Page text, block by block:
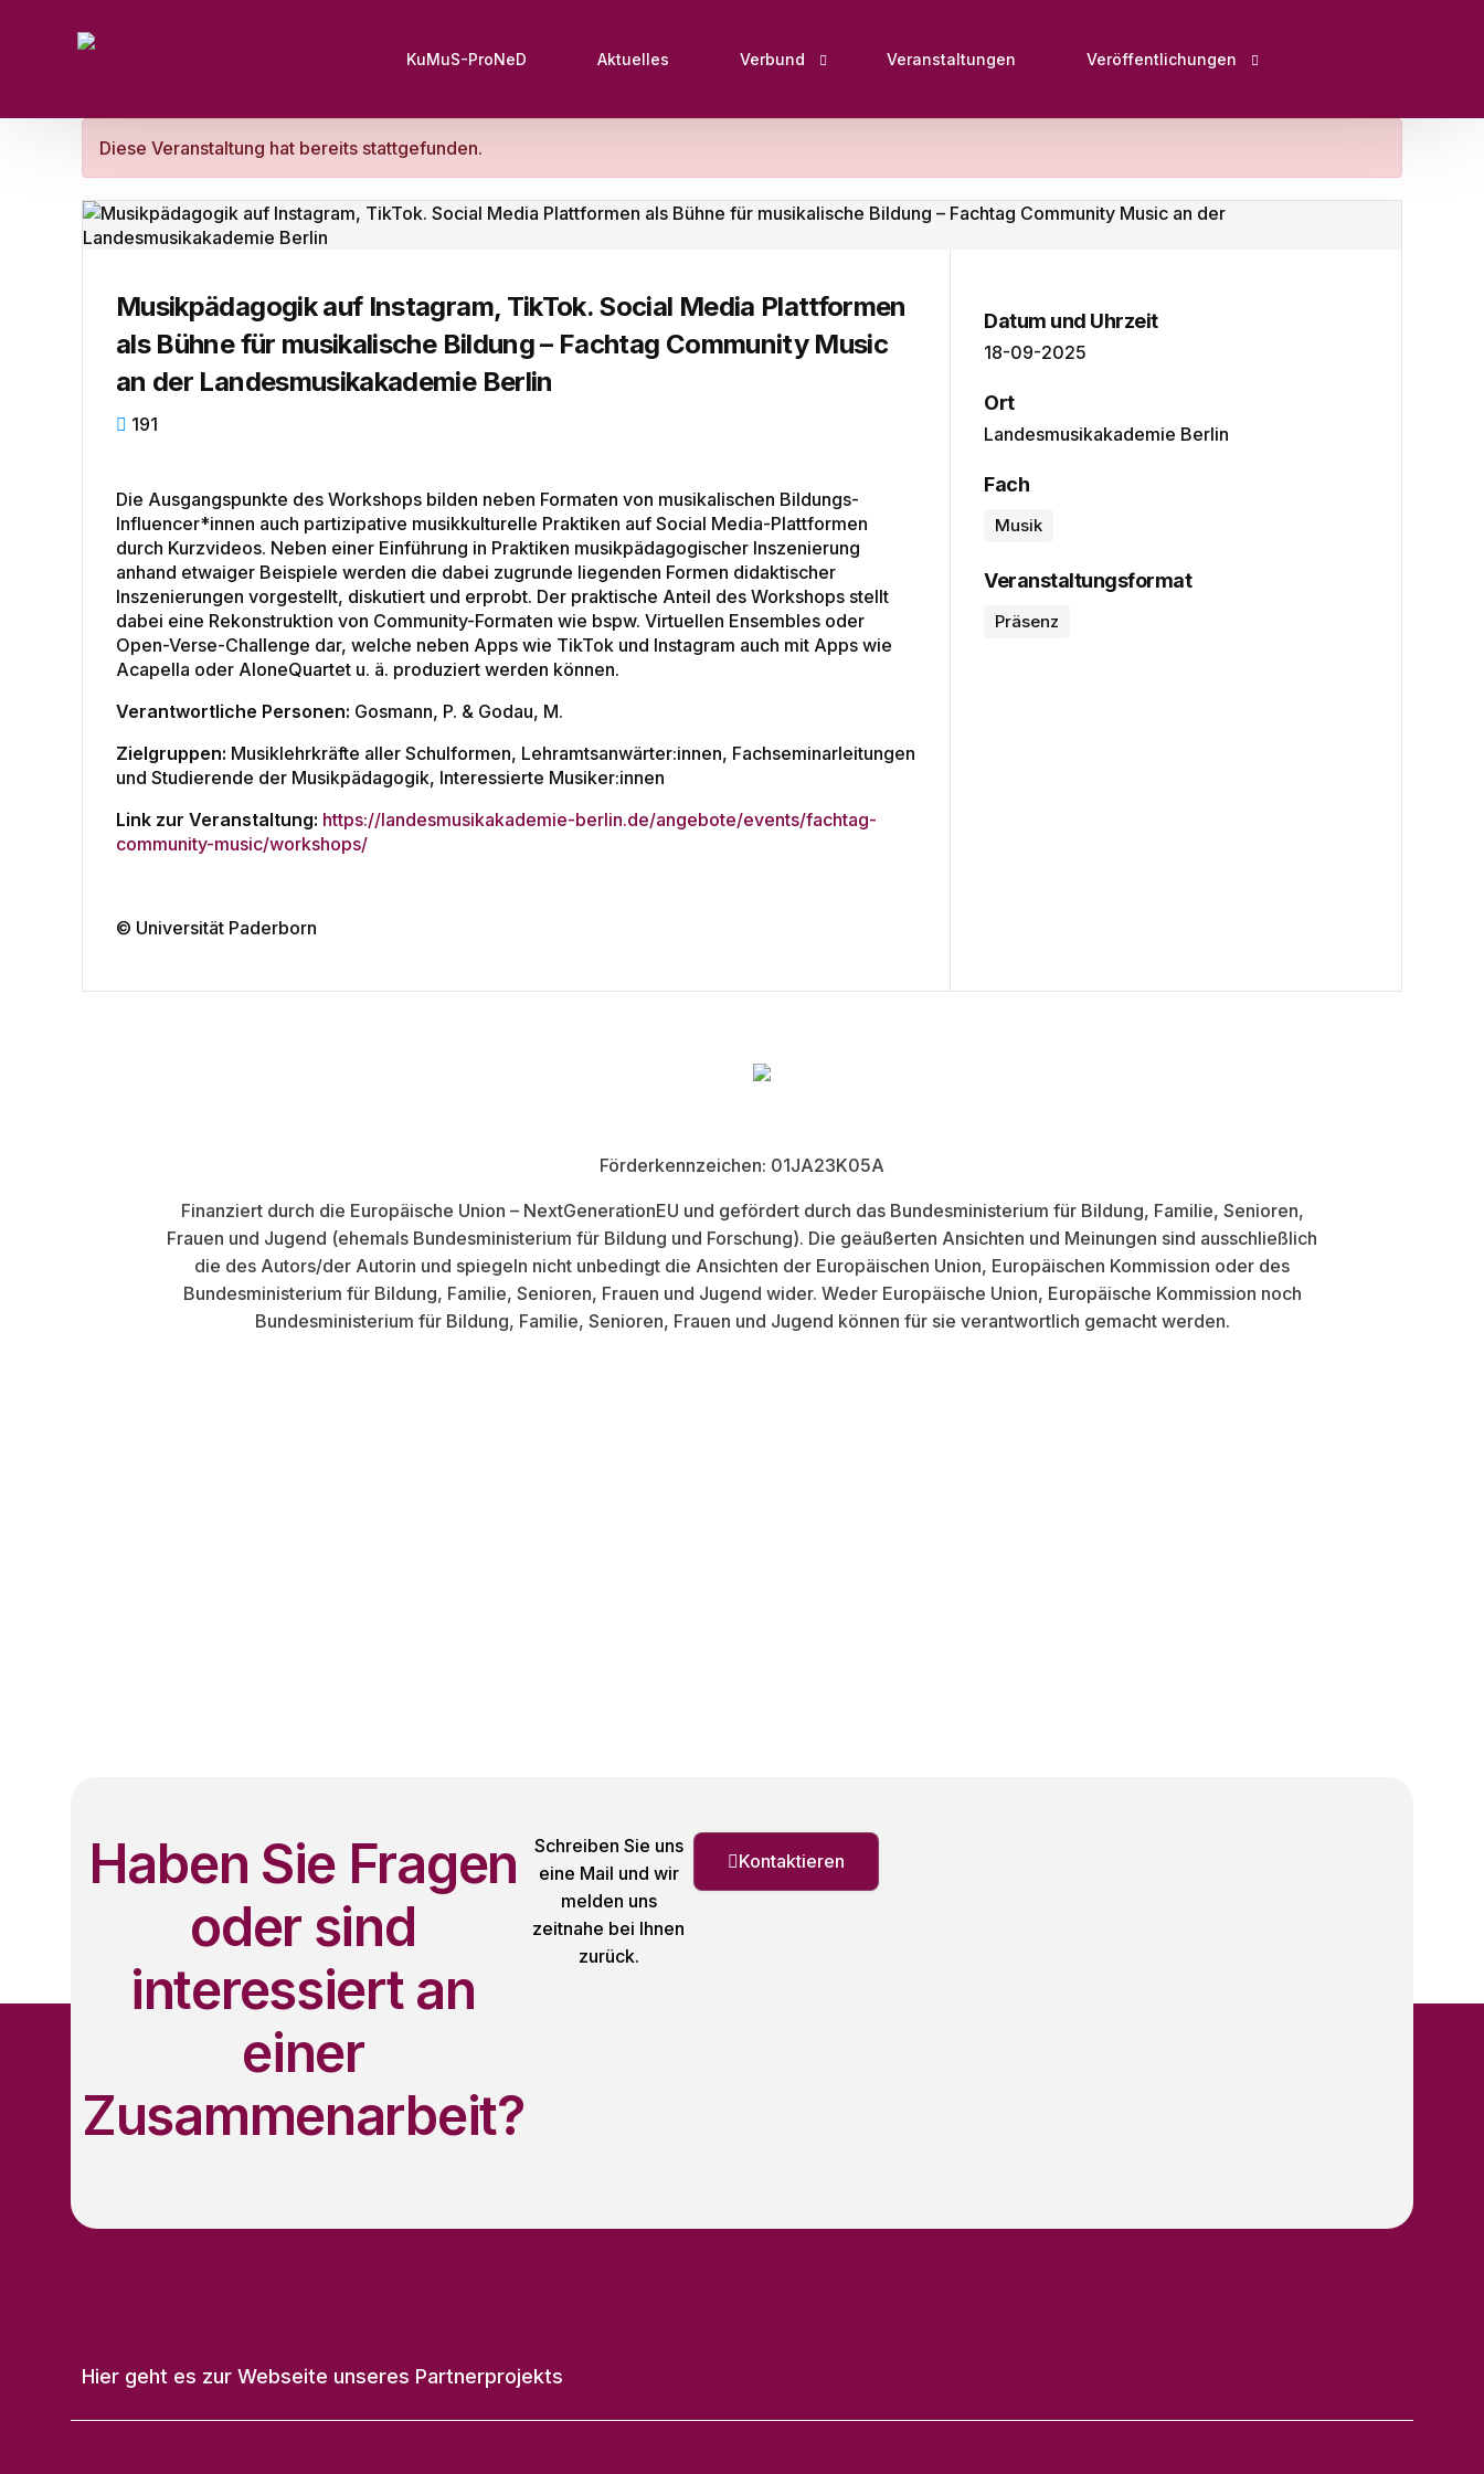
KuMuS-ProNeD Aktuelles Verbund
Netzwerke
Veranstaltungen Veröffentlichungen
Fachartikel, Bücher, Buchbeiträge und
Interviews & Pressebeiträge
Diese Veranstaltung hat bereits stattgefunden.
Musikpädagogik auf Instagram, TikTok. Social Media Plattformen
als Bühne für musikalische Bildung – Fachtag Community Music
an der Landesmusikakademie Berlin
191
Die Ausgangspunkte des Workshops bilden neben Formaten von musikalischen Bildungs-
Influencer*innen auch partizipative musikkulturelle Praktiken auf Social Media-Plattformen
durch Kurzvideos. Neben einer Einführung in Praktiken musikpädagogischer Inszenierung
anhand etwaiger Beispiele werden die dabei zugrunde liegenden Formen didaktischer
Inszenierungen vorgestellt, diskutiert und erprobt. Der praktische Anteil des Workshops stellt
dabei eine Rekonstruktion von Community-Formaten wie bspw. Virtuellen Ensembles oder
Open-Verse-Challenge dar, welche neben Apps wie TikTok und Instagram auch mit Apps wie
Acapella oder AloneQuartet u. ä. produziert werden können.
Verantwortliche Personen: Gosmann, P. & Godau, M.
Zielgruppen: Musiklehrkräfte aller Schulformen, Lehramtsanwärter:innen, Fachseminarleitungen
und Studierende der Musikpädagogik, Interessierte Musiker:innen
Link zur Veranstaltung: https://landesmusikakademie-berlin.de/angebote/events/fachtag-
community-music/workshops/
© Universität Paderborn
Datum und Uhrzeit
18-09-2025
Ort
Landesmusikakademie Berlin
Fach
Musik
Veranstaltungsformat
Präsenz
Förderkennzeichen: 01JA23K05A
Finanziert durch die Europäische Union – NextGenerationEU und gefördert durch das Bundesministerium für Bildung, Familie, Senioren,
Frauen und Jugend (ehemals Bundesministerium für Bildung und Forschung). Die geäußerten Ansichten und Meinungen sind ausschließlich
die des Autors/der Autorin und spiegeln nicht unbedingt die Ansichten der Europäischen Union, Europäischen Kommission oder des
Bundesministerium für Bildung, Familie, Senioren, Frauen und Jugend wider. Weder Europäische Union, Europäische Kommission noch
Bundesministerium für Bildung, Familie, Senioren, Frauen und Jugend können für sie verantwortlich gemacht werden.
Haben Sie Fragen
oder sind
interessiert an
einer
Zusammenarbeit?
Schreiben Sie uns
eine Mail und wir
melden uns
zeitnahe bei Ihnen
zurück.
Kontaktieren
Hier geht es zur Webseite unseres Partnerprojekts